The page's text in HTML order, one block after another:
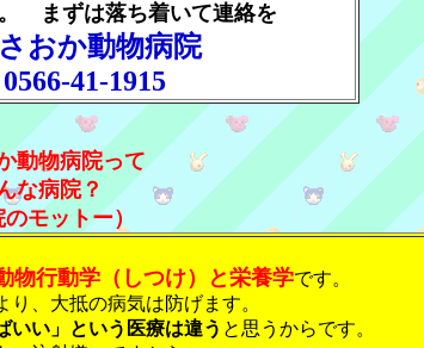
まずは落ち着いて連絡を
おか動物病院
0566-41-1915
動物病院って
な病院？
モットー）
物行動学（しつけ）と栄養学です。
、大抵の病気は防げます。
いい」という医療は違う と思うからです。